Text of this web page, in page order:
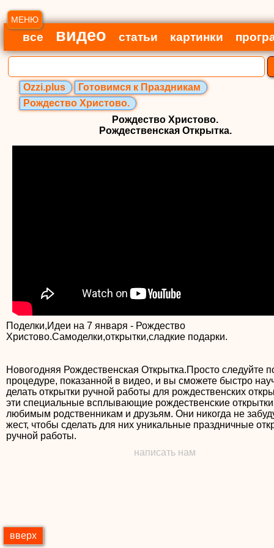
МЕНЮ
все видео статьи картинки
Ozzi.plus
Готовимся к Праздникам
Рождество Христово.
Рождество Христово.
Рождественская Открытка.
Поделки,Идеи на 7 января - Рождество
Христово.Самоделки,открытки,сладкие подарки.
Новогодняя Рождественская Открытка.Просто следуйте
процедуре, показанной в видео, и вы сможете быстро
делать открытки ручной работы для рождественских
эти специальные всплывающие рождественские
любимым родственникам и друзьям. Они никогда не
жест, чтобы сделать для них уникальные праздничные
ручной работы.
написать нам
вверх